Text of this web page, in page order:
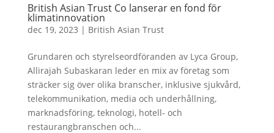
British Asian Trust Co lanserar en fond för
klimatinnovation
dec 19, 2023 | British Asian Trust
Grundaren och styrelseordföranden av Lyca Group,
Allirajah Subaskaran leder en mix av företag som
sträcker sig över olika branscher, inklusive sjukvård,
telekommunikation, media och underhållning,
marknadsföring, teknologi, hotell- och
restaurangbranschen och...